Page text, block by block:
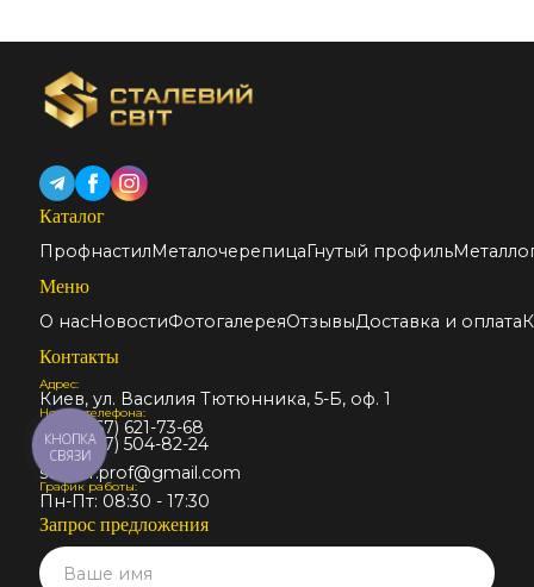
Каталог
ПрофнастилМеталочерепицаГнутый профиль
Меню
О насНовостиФотогалереяОтзывыДоставка и оплата
Контакты
Адрес:
Киев, ул. Василия Тютюнника, 5-Б, оф. 1
Номер телефона:
+38 (067) 621-73-68
+38 (067) 504-82-24
Email:
stalmir.prof@gmail.com
График работы:
Пн-Пт: 08:30 - 17:30
Запрос предложения
КНОПКА
СВЯЗИ